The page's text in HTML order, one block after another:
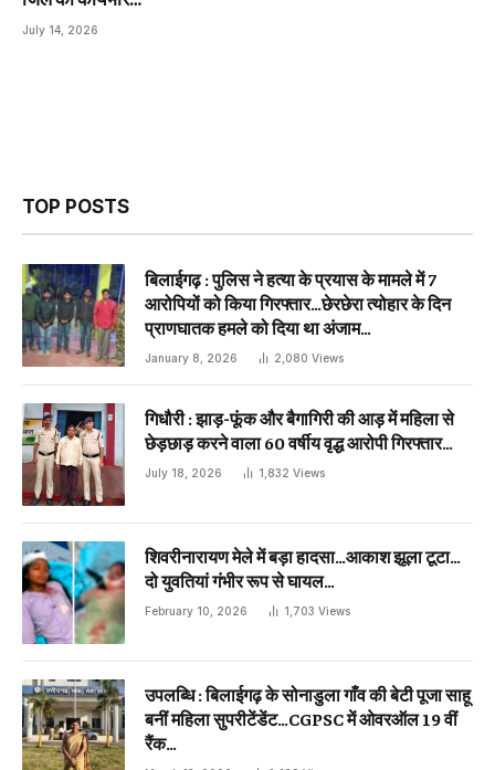
July 14, 2026
TOP POSTS
बिलाईगढ़ : पुलिस ने हत्या के प्रयास के मामले में 7
आरोपियों को किया गिरफ्तार…छेरछेरा त्योहार के दिन
प्राणघातक हमले को दिया था अंजाम…
January 8, 2026 2,080 Views
गिधौरी : झाड़-फूंक और बैगागिरी की आड़ में महिला से
छेड़छाड़ करने वाला 60 वर्षीय वृद्ध आरोपी गिरफ्तार…
July 18, 2026 1,832 Views
शिवरीनारायण मेले में बड़ा हादसा…आकाश झूला टूटा…
दो युवतियां गंभीर रूप से घायल…
February 10, 2026 1,703 Views
उपलब्धि : बिलाईगढ़ के सोनाडुला गाँव की बेटी पूजा साहू
बनीं महिला सुपरीटेंडेंट…CGPSC में ओवरऑल 19 वीं
रैंक…